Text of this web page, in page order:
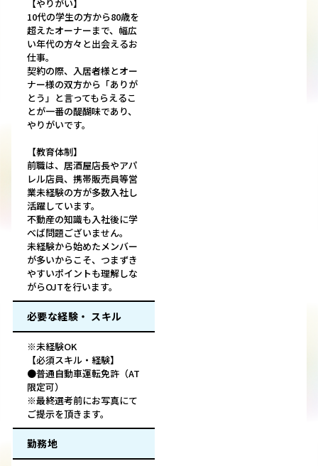
【やりがい】
10代の学生の方から80歳を
超えたオーナーまで、幅広
い年代の方々と出会えるお
仕事。
契約の際、入居者様とオー
ナー様の双方から「ありが
とう」と言ってもらえるこ
とが一番の醍醐味であり、
やりがいです。
【教育体制】
前職は、居酒屋店長やアパ
レル店員、携帯販売員等営
業未経験の方が多数入社し
活躍しています。
不動産の知識も入社後に学
べば問題ございません。
未経験から始めたメンバー
が多いからこそ、つまずき
やすいポイントも理解しな
がらOJTを行います。
必要な経験・ スキル
※未経験OK
【必須スキル・経験】
●普通自動車運転免許（AT
限定可）
※最終選考前にお写真にて
ご提示を頂きます。
勤務地